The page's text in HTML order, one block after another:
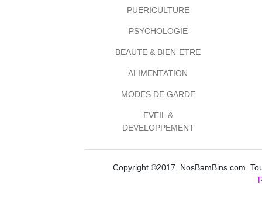
PUERICULTURE
PSYCHOLOGIE
BEAUTE & BIEN-ETRE
ALIMENTATION
MODES DE GARDE
EVEIL &
DEVELOPPEMENT
Copyright ©2017, NosBamBins.com.